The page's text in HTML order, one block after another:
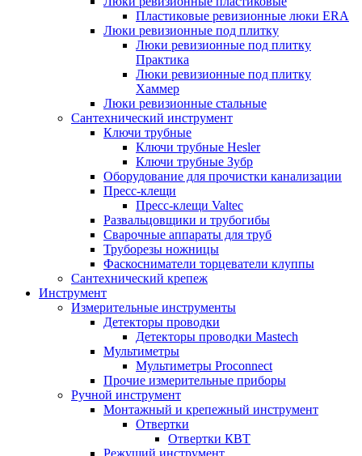
Пластиковые ревизионные люки ERA
Люки ревизионные под плитку
Люки ревизионные под плитку
Практика
Люки ревизионные под плитку
Хаммер
Люки ревизионные стальные
Сантехнический инструмент
Ключи трубные
Ключи трубные Hesler
Ключи трубные Зубр
Оборудование для прочистки канализации
Пресс-клещи
Пресс-клещи Valtec
Развальцовщики и трубогибы
Сварочные аппараты для труб
Труборезы ножницы
Фаскосниматели торцеватели клуппы
Сантехнический крепеж
Инструмент
Измерительные инструменты
Детекторы проводки
Детекторы проводки Mastech
Мультиметры
Мультиметры Proconnect
Прочие измерительные приборы
Ручной инструмент
Монтажный и крепежный инструмент
Отвертки
Отвертки КВТ